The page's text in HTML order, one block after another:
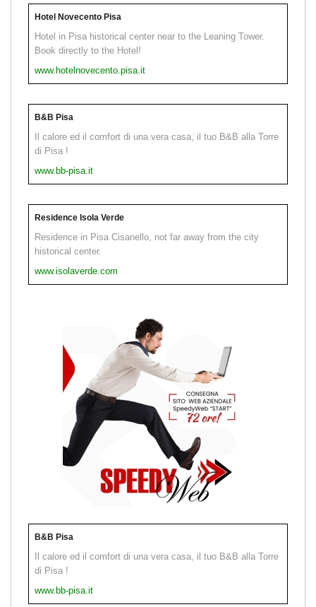
Hotel Novecento Pisa
Hotel in Pisa historical center near to the Leaning Tower.
Book directly to the Hotel!
www.hotelnovecento.pisa.it
B&B Pisa
Il calore ed il comfort di una vera casa, il tuo B&B alla Torre
di Pisa !
www.bb-pisa.it
Residence Isola Verde
Residence in Pisa Cisanello, not far away from the city
historical center.
www.isolaverde.com
B&B Pisa
Il calore ed il comfort di una vera casa, il tuo B&B alla Torre
di Pisa !
www.bb-pisa.it